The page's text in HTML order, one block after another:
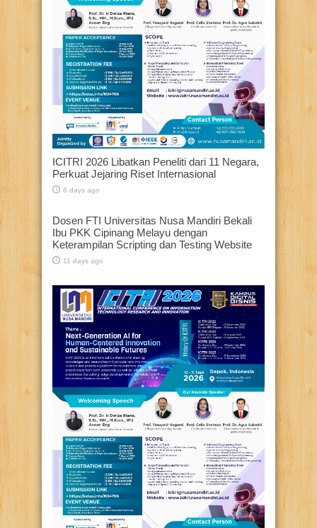
ICITRI 2026 Libatkan Peneliti dari 11 Negara,
Perkuat Jejaring Riset Internasional
6 days ago
Dosen FTI Universitas Nusa Mandiri Bekali
Ibu PKK Cipinang Melayu dengan
Keterampilan Scripting dan Testing Website
11 days ago